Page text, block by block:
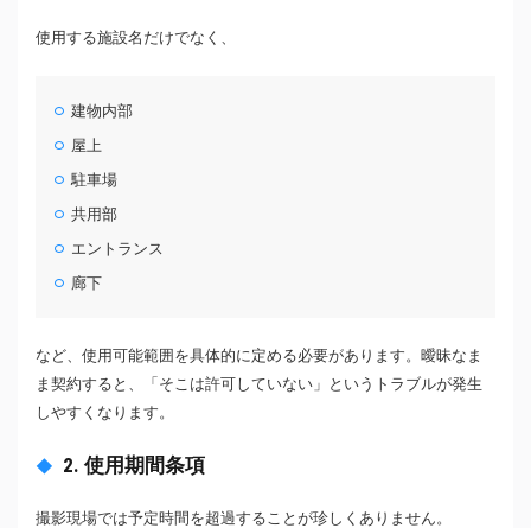
使用する施設名だけでなく、
建物内部
屋上
駐車場
共用部
エントランス
廊下
など、使用可能範囲を具体的に定める必要があります。曖昧なま
ま契約すると、「そこは許可していない」というトラブルが発生
しやすくなります。
2. 使用期間条項
撮影現場では予定時間を超過することが珍しくありません。